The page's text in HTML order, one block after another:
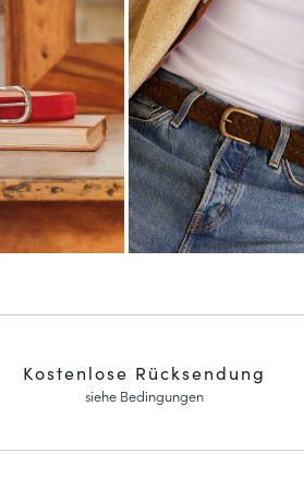
Kostenlose Rücksendung
siehe Bedingungen